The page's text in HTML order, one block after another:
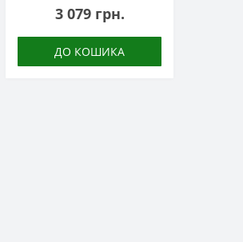
3 079 грн.
ДО КОШИКА